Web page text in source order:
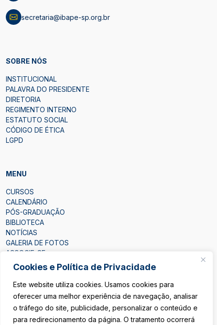
Cookies e Política de Privacidade
Este website utiliza cookies. Usamos cookies para
oferecer uma melhor experiência de navegação, analisar
o tráfego do site, publicidade, personalizar o conteúdo e
para redirecionamento da página. O tratamento ocorrerá
secretaria@ibape-sp.org.br
SOBRE NÓS
INSTITUCIONAL
PALAVRA DO PRESIDENTE
DIRETORIA
REGIMENTO INTERNO
ESTATUTO SOCIAL
CÓDIGO DE ÉTICA
LGPD
MENU
CURSOS
CALENDÁRIO
PÓS-GRADUAÇÃO
BIBLIOTECA
NOTÍCIAS
GALERIA DE FOTOS
ASSOCIE-SE
CONTATO
ÁREA DO ASSOCIADO